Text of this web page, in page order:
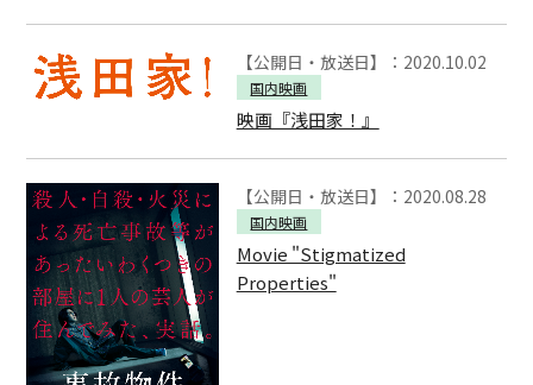
【公開日・放送日】：2020.10.02
国内映画
映画『浅田家！』
【公開日・放送日】：2020.08.28
国内映画
Movie "Stigmatized
Properties"